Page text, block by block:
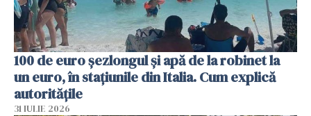
100 de euro șezlongul și apă de la robinet la
un euro, în stațiunile din Italia. Cum explică
autoritățile
31 IULIE 2026